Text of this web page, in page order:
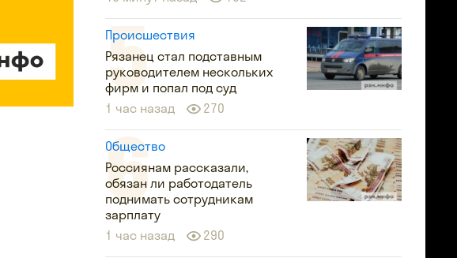
Происшествия
Рязанец стал подставным
руководителем нескольких
фирм и попал под суд
1 час назад
270
Общество
Россиянам рассказали,
обязан ли работодатель
поднимать сотрудникам
зарплату
1 час назад
290